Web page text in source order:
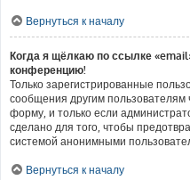
Вернуться к началу
Когда я щёлкаю по ссылке
конференцию!
Только зарегистрированные
сообщения другим
форму, и только если
сделано для того, чтобы
системой анонимными
Вернуться к началу